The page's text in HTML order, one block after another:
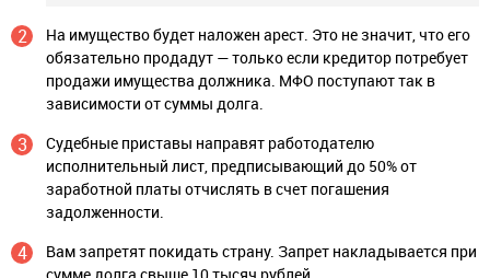
На имущество будет наложен арест. Это не значит, что его
обязательно продадут — только если кредитор потребует
продажи имущества должника. МФО поступают так в
зависимости от суммы долга.
Судебные приставы направят работодателю
исполнительный лист, предписывающий до 50% от
заработной платы отчислять в счет погашения
задолженности.
Вам запретят покидать страну. Запрет накладывается при